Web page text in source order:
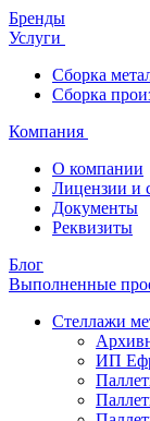
Бренды
Услуги
Сборка
Сборка
Компания
О компании
Лицензии и
Документы
Реквизиты
Блог
Выполненные
Стеллажи
ИП